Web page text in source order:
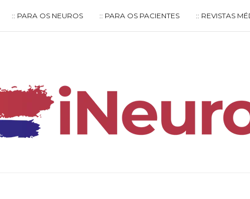
:: PARA OS NEUROS :: PARA OS PACIENTES :: REVISTAS
Type your search keyword, and press enter to search